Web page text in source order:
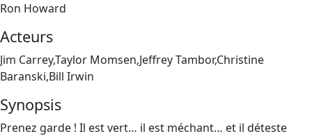
Ron Howard
Acteurs
Jim Carrey,Taylor Momsen,Jeffrey Tambor,Christine
Baranski,Bill Irwin
Synopsis
Prenez garde ! Il est vert… il est méchant… et il déteste